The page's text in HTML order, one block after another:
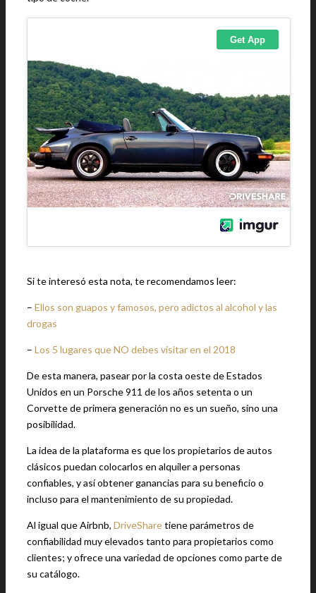
Si te interesó esta nota, te recomendamos leer:
– Ellos son guapos y famosos, pero adictos al alcohol y las
drogas
– Los 5 lugares que NO debes visitar en el 2018
De esta manera, pasear por la costa oeste de Estados
Unidos en un Porsche 911 de los años setenta o un
Corvette de primera generación no es un sueño, sino una
posibilidad.
La idea de la plataforma es que los propietarios de autos
clásicos puedan colocarlos en alquiler a personas
confiables, y así obtener ganancias para su beneficio o
incluso para el mantenimiento de su propiedad.
Al igual que Airbnb, DriveSharetiene parámetros de
confiabilidad muy elevados tanto para propietarios como
clientes; y ofrece una variedad de opciones como parte de
su catálogo.